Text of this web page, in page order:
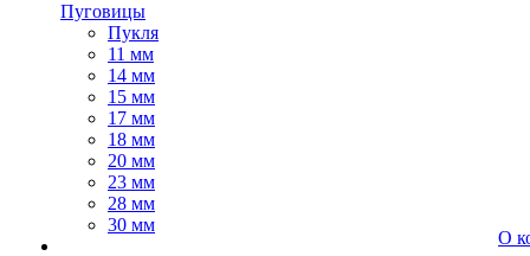
Пуговицы
Пукля
11 мм
14 мм
15 мм
17 мм
18 мм
20 мм
23 мм
28 мм
30 мм
О